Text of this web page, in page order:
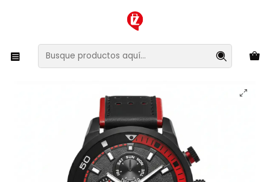
XMAS SALE ¡Compra antes de que la oferta termine!
Reloj Análogo Curren KREb110428 Hombre 8250